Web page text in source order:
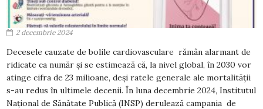
2 decembrie 2024
Decesele cauzate de bolile cardiovasculare rămân alarmant de
ridicate ca număr și se estimează că, la nivel global, în 2030 vor
atinge cifra de 23 milioane, deși ratele generale ale mortalității
s-au redus în ultimele decenii. În luna decembrie 2024, Institutul
Național de Sănătate Publică (INSP) derulează campania de